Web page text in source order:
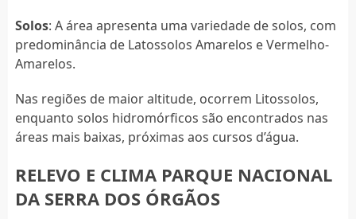
Solos: A área apresenta uma variedade de solos, com
predominância de Latossolos Amarelos e Vermelho-
Amarelos.
Nas regiões de maior altitude, ocorrem Litossolos,
enquanto solos hidromórficos são encontrados nas
áreas mais baixas, próximas aos cursos d’água.
RELEVO E CLIMA PARQUE NACIONAL
DA SERRA DOS ÓRGÃOS